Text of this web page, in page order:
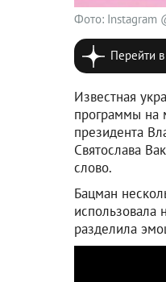
Фото: Instagram
Перейти
Известная
программы на
президента
Святослава
слово.
Бацман
использовала
разделила